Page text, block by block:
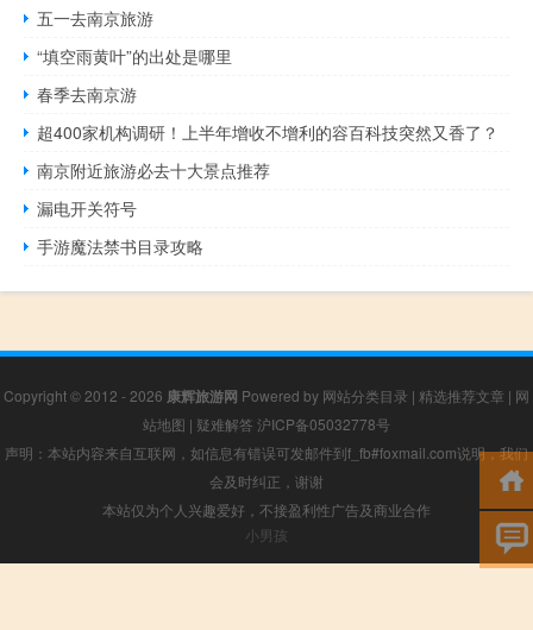
五一去南京旅游
“填空雨黄叶”的出处是哪里
春季去南京游
超400家机构调研！上半年增收不增利的容百科技突然又香了？
南京附近旅游必去十大景点推荐
漏电开关符号
手游魔法禁书目录攻略
Copyright © 2012 - 2026 康辉旅游网 Powered by 网站分类目录 | 精选推荐文章 | 网
站地图 | 疑难解答 沪ICP备05032778号
声明：本站内容来自互联网，如信息有错误可发邮件到f_fb#foxmail.com说明，我们
会及时纠正，谢谢
本站仅为个人兴趣爱好，不接盈利性广告及商业合作
小男孩